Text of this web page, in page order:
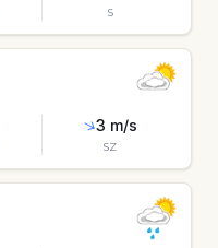
S
3 m/s
SZ